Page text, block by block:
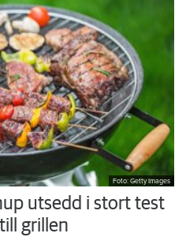
Foto: Getty Images
utsedd i stort test
grillen